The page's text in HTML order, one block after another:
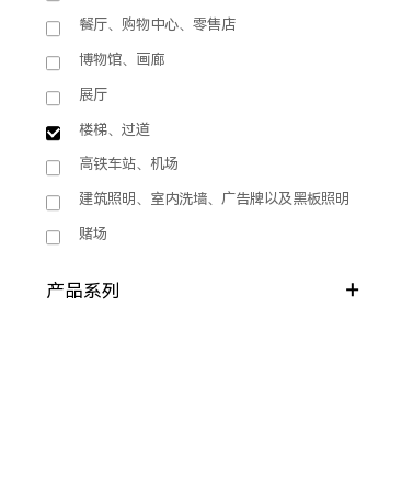
餐厅、购物中心、零售店
博物馆、画廊
展厅
楼梯、过道
高铁车站、机场
建筑照明、室内洗墙、广告牌以及黑板照明
赌场
产品系列